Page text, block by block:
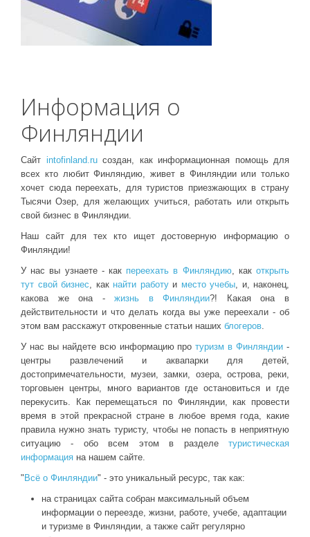
Информация о
Финляндии
Сайт intofinland.ruсоздан, как информационная помощь для
всех кто любит Финляндию, живет в Финляндии или только
хочет сюда переехать, для туристов приезжающих в страну
Тысячи Озер, для желающих учиться, работать или открыть
свой бизнес в Финляндии.
Наш сайт для тех кто ищет достоверную информацию о
Финляндии!
У нас вы узнаете - как переехать в Финляндию, какоткрыть
тут свой бизнес, как найти работуи место учебы, и, наконец,
какова же она -жизнь в Финляндии?! Какая она в
действительности и что делать когда вы уже переехали - об
этом вам расскажут откровенные статьи наших блогеров.
У нас вы найдете всю информацию протуризм в Финляндии -
центры развлечений и аквапарки для детей,
достопримечательности, музеи, замки, озера, острова, реки,
торговыен центры, много вариантов где остановиться и где
перекусить. Как перемещаться по Финляндии, как провести
время в этой прекрасной стране в любое время года, какие
правила нужно знать туристу, чтобы не попасть в неприятную
ситуацию - обо всем этом в разделе туристическая
информация на нашем сайте.
" Всё о Финляндии" - это уникальный ресурс, так как:
на страницах сайта собран максимальный объем
информации о переезде, жизни, работе, учебе, адаптации
и туризме в Финляндии, а также сайт регулярно